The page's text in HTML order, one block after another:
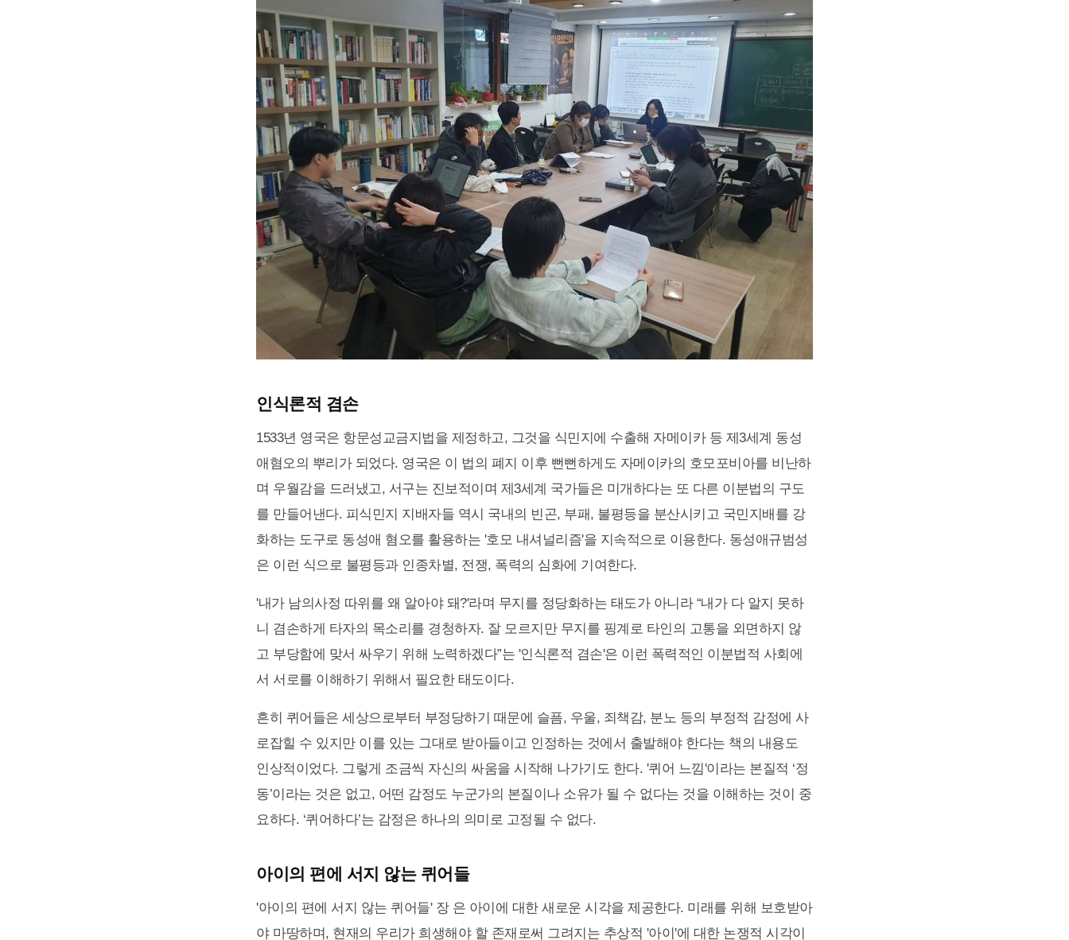
인식론적 겸손
1533년 영국은 항문성교금지법을 제정하고, 그것을 식민지에 수출해 자메이카 등 제3세계 동성
애혐오의 뿌리가 되었다. 영국은 이 법의 폐지 이후 뻔뻔하게도 자메이카의 호모포비아를 비난하
며 우월감을 드러냈고, 서구는 진보적이며 제3세계 국가들은 미개하다는 또 다른 이분법의 구도
를 만들어낸다. 피식민지 지배자들 역시 국내의 빈곤, 부패, 불평등을 분산시키고 국민지배를 강
화하는 도구로 동성애 혐오를 활용하는 '호모 내셔널리즘'을 지속적으로 이용한다. 동성애규범성
은 이런 식으로 불평등과 인종차별, 전쟁, 폭력의 심화에 기여한다.
'내가 남의사정 따위를 왜 알아야 돼?'라며 무지를 정당화하는 태도가 아니라 “내가 다 알지 못하
니 겸손하게 타자의 목소리를 경청하자. 잘 모르지만 무지를 핑계로 타인의 고통을 외면하지 않
고 부당함에 맞서 싸우기 위해 노력하겠다”는 '인식론적 겸손'은 이런 폭력적인 이분법적 사회에
서 서로를 이해하기 위해서 필요한 태도이다.
흔히 퀴어들은 세상으로부터 부정당하기 때문에 슬픔, 우울, 죄책감, 분노 등의 부정적 감정에 사
로잡힐 수 있지만 이를 있는 그대로 받아들이고 인정하는 것에서 출발해야 한다는 책의 내용도
인상적이었다. 그렇게 조금씩 자신의 싸움을 시작해 나가기도 한다. '퀴어 느낌'이라는 본질적 ‘정
동’이라는 것은 없고, 어떤 감정도 누군가의 본질이나 소유가 될 수 없다는 것을 이해하는 것이 중
요하다. ‘퀴어하다’는 감정은 하나의 의미로 고정될 수 없다.
아이의 편에 서지 않는 퀴어들
'아이의 편에 서지 않는 퀴어들' 장 은 아이에 대한 새로운 시각을 제공한다. 미래를 위해 보호받아
야 마땅하며, 현재의 우리가 희생해야 할 존재로써 그려지는 추상적 '아이'에 대한 논쟁적 시각이